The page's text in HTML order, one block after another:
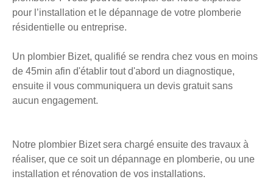
pour l’installation et le dépannage de votre plomberie
résidentielle ou entreprise.
Un plombier Bizet, qualifié se rendra chez vous en moins
de 45min afin d'établir tout d'abord un diagnostique,
ensuite il vous communiquera un devis gratuit sans
aucun engagement.
Notre plombier Bizet sera chargé ensuite des travaux à
réaliser, que ce soit un dépannage en plomberie, ou une
installation et rénovation de vos installations.